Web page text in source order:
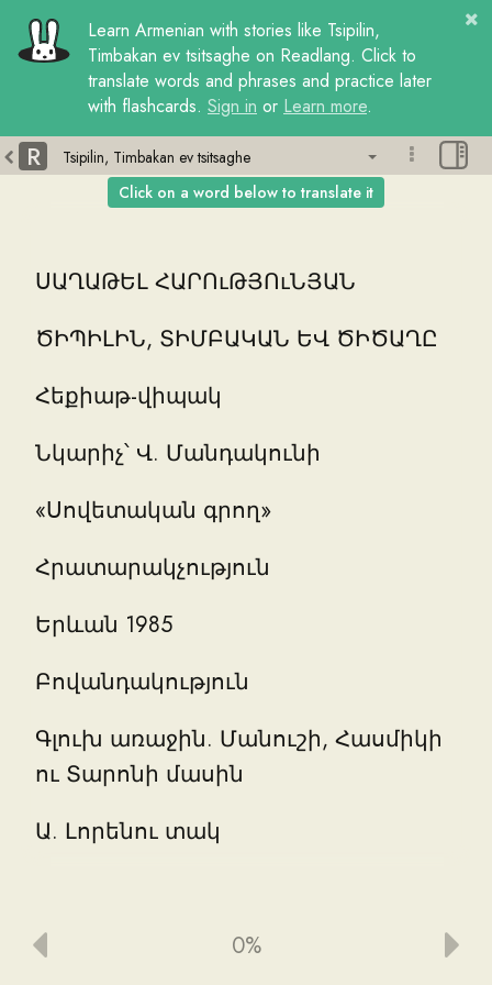
Learn Armenian with stories like Tsipilin,
Timbakan ev tsitsaghe on Readlang. Click to
translate words and phrases and practice later
with flashcards. Sign in or Learn more.
R
Click on a word below to translate it
ՍԱՂԱԹԵԼ ՀԱՐՈւԹՅՈւՆՅԱՆ
ԾԻՊԻԼԻՆ, ՏԻՄԲԱԿԱՆ ԵՎ ԾԻԾԱՂԸ
Հեքիաթ-վիպակ
Նկարիչ՝ Վ. Մանդակունի
«Սովետական գրող»
Հրատարակչություն
Երևան 1985
Բովանդակություն
Գլուխ առաջին. Մանուշի, Հասմիկի
ու Տարոնի մասին
Ա. Լորենու տակ
Գ
սկսվում
0%